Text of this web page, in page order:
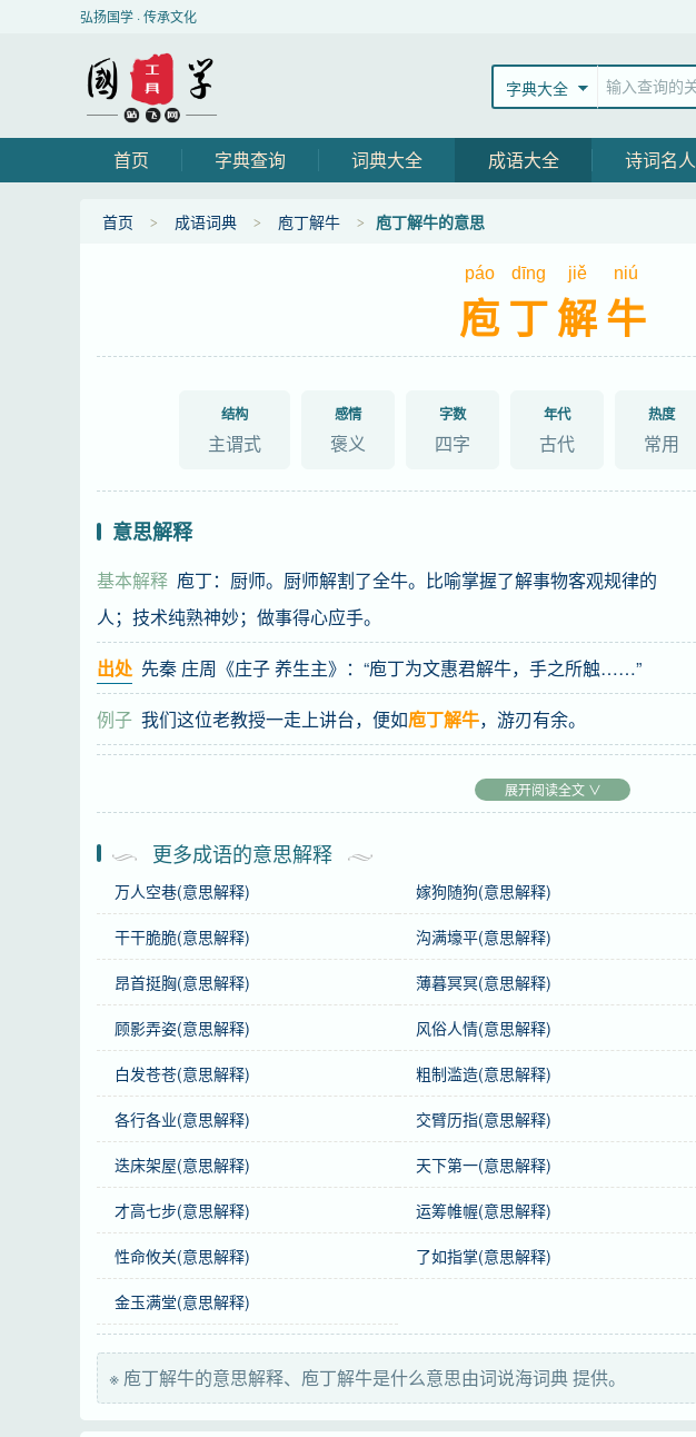
弘扬国学 · 传承文化
字典大全
首页 字典查询 词典大全 成语大全 诗词名人
首页 成语词典 庖丁解牛 庖丁解牛的意思
páo dīng jiě niú
庖丁解牛
结构
主谓式
感情
褒义
字数
四字
年代
古代
热度
常用
意思解释
基本解释 庖丁：厨师。厨师解割了全牛。比喻掌握了解事物客观规律的
人；技术纯熟神妙；做事得心应手。
出处 先秦 庄周《庄子 养生主》：“庖丁为文惠君解牛，手之所触……”
例子 我们这位老教授一走上讲台，便如庖丁解牛，游刃有余。
拼音
páo dīng jiě niú
注音 ㄆㄠˊ ㄉ一ㄥ ㄐ一ㄝˇ ㄋ一ㄡˊ
正音 “庖”，不能读作“pāo”、“bāo”。
感情 庖丁解牛是褒义词。
用法 主谓式；作宾语、定语；含褒义，常与游刃有余连用。
辨形 “庖”，不能写作“疱”。
近义词 得心应手、左右逢源、如臂使指
英语 dismember an ox as skillfully as a cook
字义分解
páo
庖
dīng zhēng
丁
jiě jiè xiè
解
niú
牛
展开阅读全文 ∨
更多成语的意思解释
万人空巷(意思解释) 嫁狗随狗(意思解释)
干干脆脆(意思解释) 沟满壕平(意思解释)
昂首挺胸(意思解释) 薄暮冥冥(意思解释)
顾影弄姿(意思解释) 风俗人情(意思解释)
白发苍苍(意思解释) 粗制滥造(意思解释)
各行各业(意思解释) 交臂历指(意思解释)
迭床架屋(意思解释) 天下第一(意思解释)
才高七步(意思解释) 运筹帷幄(意思解释)
性命攸关(意思解释) 了如指掌(意思解释)
金玉满堂(意思解释)
※ 庖丁解牛的意思解释、庖丁解牛是什么意思由词说海词典 提供。